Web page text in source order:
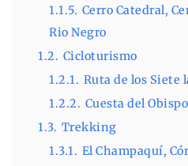
1.1.5. Cerro Catedral,
Rio Negro
1.2. Cicloturismo
1.2.1. Ruta de los Siete
1.2.2. Cuesta del
1.3. Trekking
1.3.1. El Champaquí,